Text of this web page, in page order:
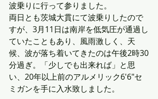
波乗りに行って参りました。
両日とも茨城大貫にて波乗りしたので
すが、3月11日は南岸を低気圧が通過し
ていたこともあり、風雨激しく、天
候、波が落ち着いてきたのは午後2時30
分過ぎ。「少しでも出来れば」と思
い、20年以上前のアルメリック6'6"セ
ミガンを手に入水致しました。